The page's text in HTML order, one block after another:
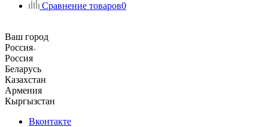
Сравнение товаров0
Ваш город
Россия
Россия
Беларусь
Казахстан
Армения
Кыргызстан
Вконтакте